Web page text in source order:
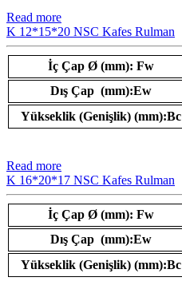
Read more
K 12*15*20 NSC Kafes Rulman
İç Çap Ø (mm): Fw
Dış Çap (mm):Ew
Yükseklik (Genişlik) (mm):Bc
Read more
K 16*20*17 NSC Kafes Rulman
İç Çap Ø (mm): Fw
Dış Çap (mm):Ew
Yükseklik (Genişlik) (mm):Bc